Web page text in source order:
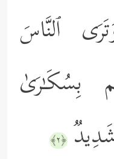
ٱلنَّاسَ
بِسُكَـٰرَىٰ
﴿٢﴾